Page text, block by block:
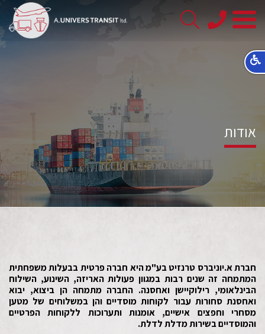
08-
8563145
אודות
חברת א.יוניברס טרנזיט בע"מ היא חברה פרטית בבעלות משפחתית
המתמחה זה שנים רבות במגוון פעולות האריזה, השינוע, השילוח
הבינלאומי, רילוקיישן ואחסנה. החברה מתמחה הן ביצוא, יבוא
ואחסנת סחורות עבור לקוחות מוסדיים והן במשלוחים של מטען
מסחרי וחפצים אישיים, אומנות ותערוכות ללקוחות הפרטיים
והמוסדיים בשירות מדלת לדלת.